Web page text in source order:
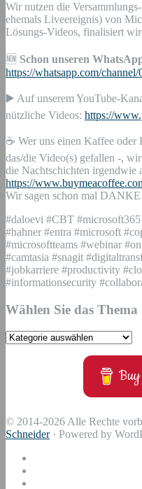
Wir nutzen die
ehemals Liveereignis) von
Lösungs-Videos, finalisiert
🆕 Schon unseren
https://whatsapp.com/
▶️ Auf unserem YouTube-
nützliche Videos: https://
☕ Wer uns einen Kaffee oder
das/die Video(s) gefallen -,
die Nachtschichten irgendwie
https://
Wir sagen schon mal
#daloevi #CBT
#hahner #entra #microsoft
#microsoftteams #webinar
#camtasia #snagit
#jobkarriere #productivity
#informationsecurity
Wählen Sie das Thema
Wählen
© 2014-2026 Alle Rechte
Schneider· Powered by